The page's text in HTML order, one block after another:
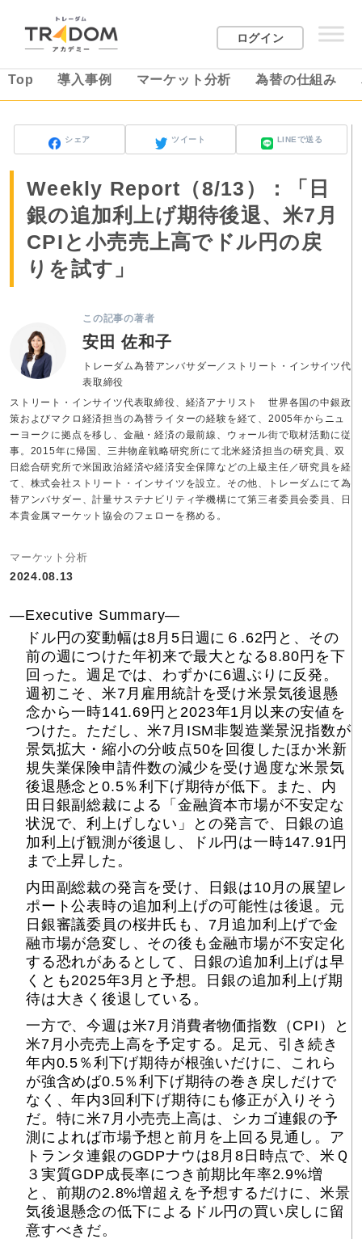
ログイン
Top 導入事例 マーケット分析 為替の仕組み
シェア ツイート LINEで送る
Weekly Report（8/13）：「日
銀の追加利上げ期待後退、米7月
CPIと小売売上高でドル円の戻
りを試す」
この記事の著者
安田 佐和子
トレーダム為替アンバサダー／ストリート・インサイツ代
表取締役
ストリート・インサイツ代表取締役、経済アナリスト 世界各国の中銀政
策およびマクロ経済担当の為替ライターの経験を経て、2005年からニュ
ーヨークに拠点を移し、金融・経済の最前線、ウォール街で取材活動に従
事。2015年に帰国、三井物産戦略研究所にて北米経済担当の研究員、双
日総合研究所で米国政治経済や経済安全保障などの上級主任／研究員を経
て、株式会社ストリート・インサイツを設立。その他、トレーダムにて為
替アンバサダー、計量サステナビリティ学機構にて第三者委員会委員、日
本貴金属マーケット協会のフェローを務める。
マーケット分析
2024.08.13
―Executive Summary―
ドル円の変動幅は8月5日週に６.62円と、その
前の週につけた年初来で最大となる8.80円を下
回った。週足では、わずかに6週ぶりに反発。
週初こそ、米7月雇用統計を受け米景気後退懸
念から一時141.69円と2023年1月以来の安値を
つけた。ただし、米7月ISM非製造業景況指数が
景気拡大・縮小の分岐点50を回復したほか米新
規失業保険申請件数の減少を受け過度な米景気
後退懸念と0.5％利下げ期待が低下。また、内
田日銀副総裁による「金融資本市場が不安定な
状況で、利上げしない」との発言で、日銀の追
加利上げ観測が後退し、ドル円は一時147.91円
まで上昇した。
内田副総裁の発言を受け、日銀は10月の展望レ
ポート公表時の追加利上げの可能性は後退。元
日銀審議委員の桜井氏も、7月追加利上げで金
融市場が急変し、その後も金融市場が不安定化
する恐れがあるとして、日銀の追加利上げは早
くとも2025年3月と予想。日銀の追加利上げ期
待は大きく後退している。
一方で、今週は米7月消費者物価指数（CPI）と
米7月小売売上高を予定する。足元、引き続き
年内0.5％利下げ期待が根強いだけに、これら
が強含めば0.5％利下げ期待の巻き戻しだけで
なく、年内3回利下げ期待にも修正が入りそう
だ。特に米7月小売売上高は、シカゴ連銀の予
測によれば市場予想と前月を上回る見通し。ア
トランタ連銀のGDPナウは8月8日時点で、米Ｑ
３実質GDP成長率につき前期比年率2.9%増
と、前期の2.8%増超えを予想するだけに、米景
気後退懸念の低下によるドル円の買い戻しに留
意すべきだ。